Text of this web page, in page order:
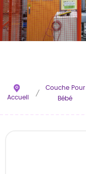
Accueil /
Couche Pour
Bébé